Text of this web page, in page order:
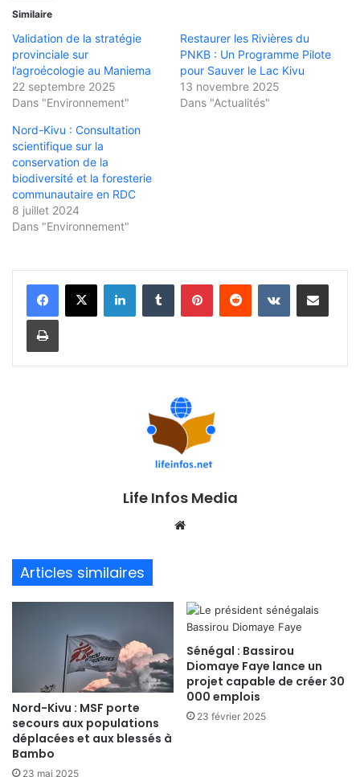
Similaire
Validation de la stratégie
provinciale sur
l’agroécologie au Maniema
22 septembre 2025
Dans "Environnement"
Restaurer les Rivières du
PNKB : Un Programme Pilote
pour Sauver le Lac Kivu
13 novembre 2025
Dans "Actualités"
Nord-Kivu : Consultation
scientifique sur la
conservation de la
biodiversité et la foresterie
communautaire en RDC
8 juillet 2024
Dans "Environnement"
Life Infos Media
Articles similaires
Nord-Kivu : MSF porte
secours aux populations
déplacées et aux blessés à
Bambo
23 mai 2025
Sénégal : Bassirou
Diomaye Faye lance un
projet capable de créer 30
000 emplois
23 février 2025